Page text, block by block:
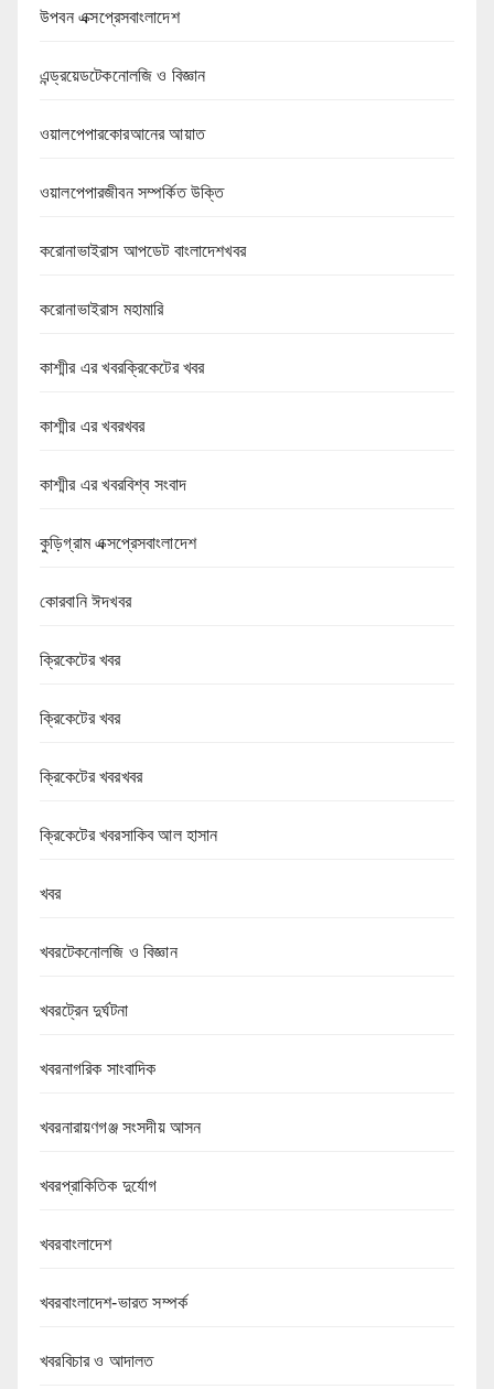
উপবন এক্সপ্রেসবাংলাদেশ
এন্ড্রয়েডটেকনোলজি ও বিজ্ঞান
ওয়ালপেপারকোরআনের আয়াত
ওয়ালপেপারজীবন সম্পর্কিত উক্তি
করোনাভাইরাস আপডেট বাংলাদেশখবর
করোনাভাইরাস মহামারি
কাশ্মীর এর খবরক্রিকেটের খবর
কাশ্মীর এর খবরখবর
কাশ্মীর এর খবরবিশ্ব সংবাদ
কুড়িগ্রাম এক্সপ্রেসবাংলাদেশ
কোরবানি ঈদখবর
ক্রিকেটের খবর
ক্রিকেটের খবর
ক্রিকেটের খবরখবর
ক্রিকেটের খবরসাকিব আল হাসান
খবর
খবরটেকনোলজি ও বিজ্ঞান
খবরট্রেন দুর্ঘটনা
খবরনাগরিক সাংবাদিক
খবরনারায়ণগঞ্জ সংসদীয় আসন
খবরপ্রাকিতিক দুর্যোগ
খবরবাংলাদেশ
খবরবাংলাদেশ-ভারত সম্পর্ক
খবরবিচার ও আদালত